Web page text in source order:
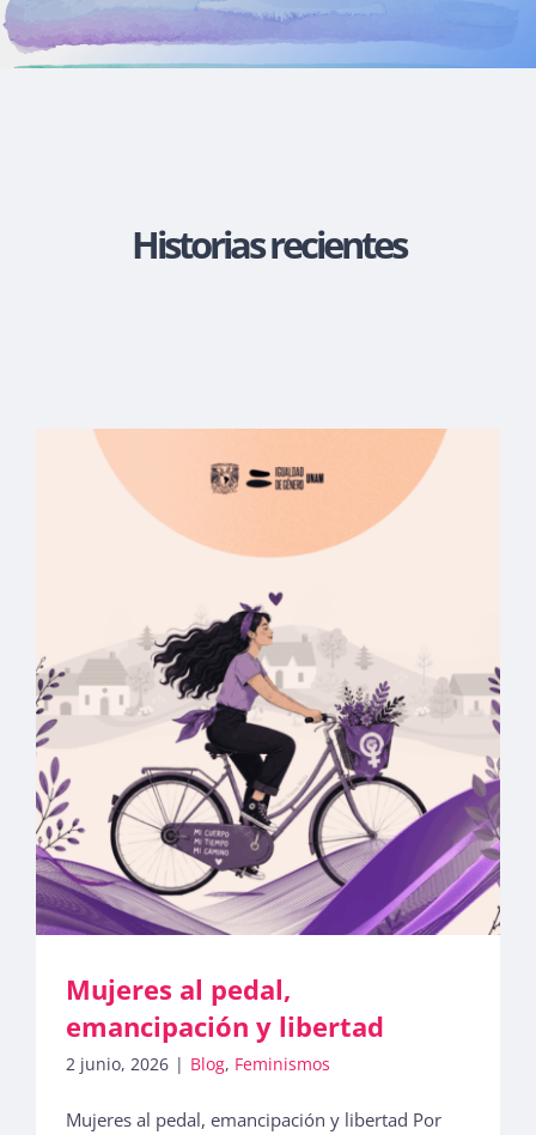
Súmate
Bienvenida generación 2027-1
Historias recientes
Mujeres al pedal,
emancipación y libertad
2 junio, 2026 | Blog, Feminismos
Mujeres al pedal, emancipación y libertad Por